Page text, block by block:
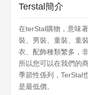
Terstal簡介
在terStal購物，意味
裝、男裝、童裝、童
衣、配飾種類繁多，
所以您可以在我們的
季節性係列，TerStal
是最低價。